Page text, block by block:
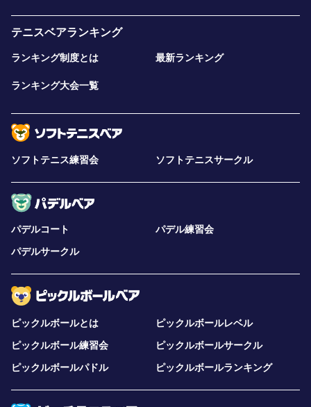
テニスベアランキング
ランキング制度とは 最新ランキング
ランキング大会一覧
ソフトテニス練習会 ソフトテニスサークル
パデルコート
パデル練習会
パデルサークル
ピックルボールとは
ピックルボールレベル
ピックルボール練習会
ピックルボールサークル
ピックルボールパドル
ピックルボールランキング